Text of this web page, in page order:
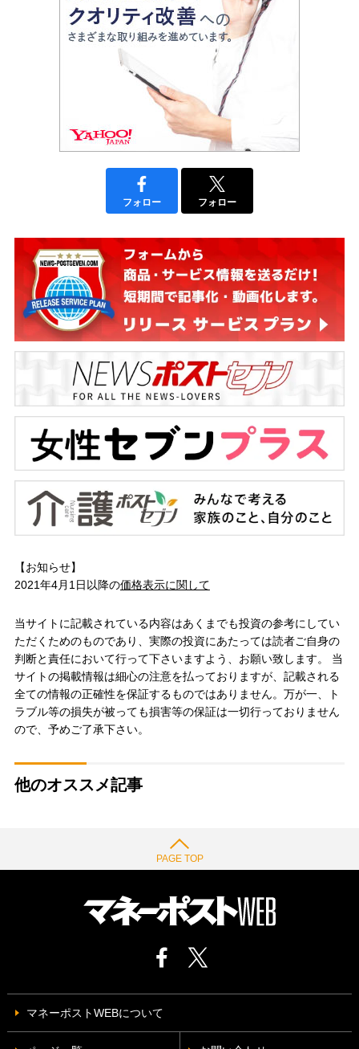
フォロー フォロー
【お知らせ】
2021年4月1日以降の価格表示に関して
当サイトに記載されている内容はあくまでも投資の参考にしてい
ただくためのものであり、実際の投資にあたっては読者ご自身の
判断と責任において行って下さいますよう、お願い致します。 当
サイトの掲載情報は細心の注意を払っておりますが、記載される
全ての情報の正確性を保証するものではありません。万が一、ト
ラブル等の損失が被っても損害等の保証は一切行っておりません
ので、予めご了承下さい。
他のオススメ記事
PAGE TOP
マネーポストWEBについて